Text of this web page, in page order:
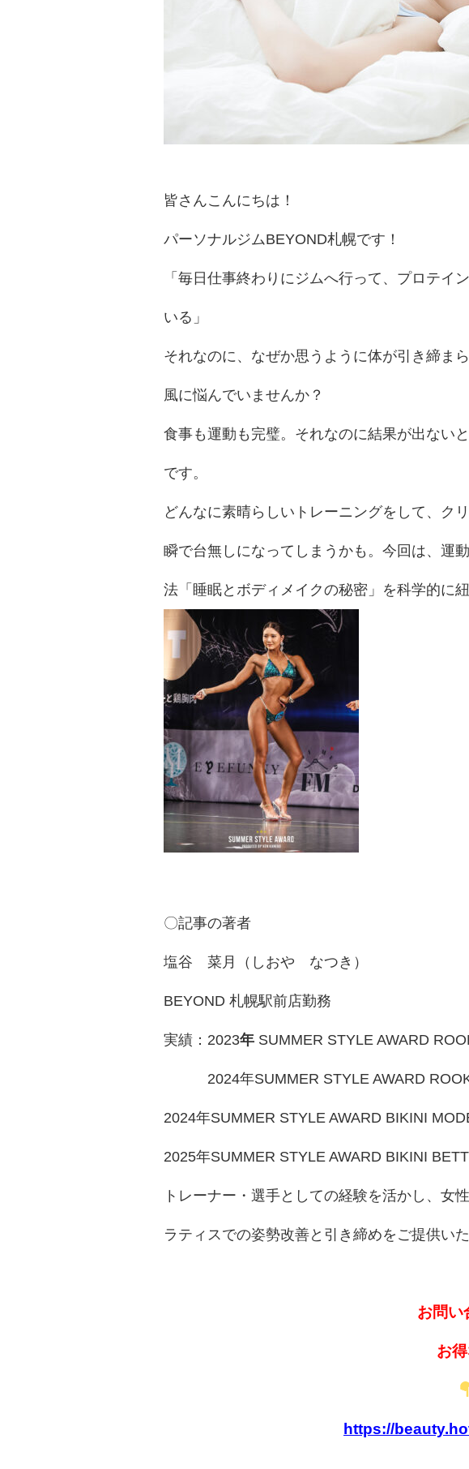
皆さんこんにちは！
パーソナルジムBEYOND札幌です！
「毎日仕事終わりにジムへ行って、プロテイ
いる」
それなのに、なぜか思うように体が引き締ま
風に悩んでいませんか？
食事も運動も完璧。それなのに結果が出ない
です。
どんなに素晴らしいトレーニングをして、ク
瞬で台無しになってしまうかも。今回は、運
法「睡眠とボディメイクの秘密」を科学的に紐
〇記事の著者
塩谷 菜月（しおや なつき）
BEYOND 札幌駅前店勤務
実績：2023年SUMMER STYLE AWARD
2024年SUMMER STYLE AWARD
2024年SUMMER STYLE AWARD BIKINI
2025年SUMMER STYLE AWARD BIKINI
トレーナー・選手としての経験を活かし、女
ラティスでの姿勢改善と引き締めをご提供いた
お問い
お
https://